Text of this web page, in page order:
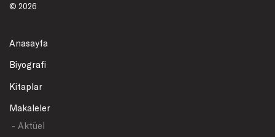
© 2026
Anasayfa
Biyografi
Kitaplar
Makaleler
- Aktüel